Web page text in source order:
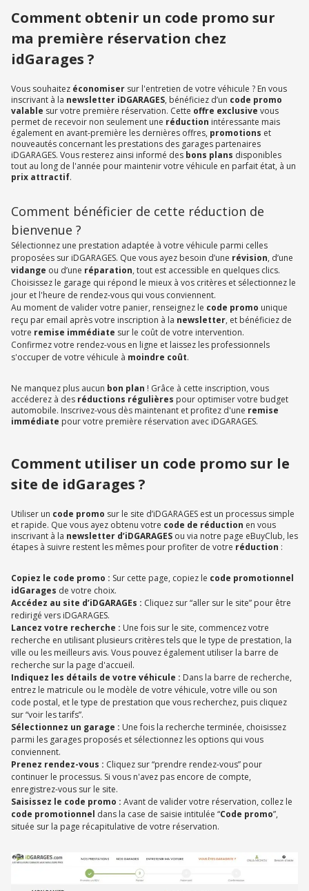
Comment obtenir un code promo sur
ma première réservation chez
idGarages ?
Vous souhaitez économiser sur l'entretien de votre véhicule ? En vous
inscrivant à la newsletter iDGARAGES, bénéficiez d’un code promo
valable sur votre première réservation. Cette offre exclusive vous
permet de recevoir non seulement une réduction intéressante mais
également en avant-première les dernières offres, promotions et
nouveautés concernant les prestations des garages partenaires
iDGARAGES. Vous resterez ainsi informé des bons plans disponibles
tout au long de l'année pour maintenir votre véhicule en parfait état, à un
prix attractif.
Comment bénéficier de cette réduction de
bienvenue ?
Sélectionnez une prestation adaptée à votre véhicule parmi celles
proposées sur iDGARAGES. Que vous ayez besoin d’une révision, d’une
vidange ou d’une réparation, tout est accessible en quelques clics.
Choisissez le garage qui répond le mieux à vos critères et sélectionnez le
jour et l'heure de rendez-vous qui vous conviennent.
Au moment de valider votre panier, renseignez le code promo unique
reçu par email après votre inscription à la newsletter, et bénéficiez de
votre remise immédiate sur le coût de votre intervention.
Confirmez votre rendez-vous en ligne et laissez les professionnels
s'occuper de votre véhicule à moindre coût.
Ne manquez plus aucun bon plan ! Grâce à cette inscription, vous
accéderez à des réductions régulières pour optimiser votre budget
automobile. Inscrivez-vous dès maintenant et profitez d'une remise
immédiate pour votre première réservation avec iDGARAGES.
Comment utiliser un code promo sur le
site de idGarages ?
Utiliser un code promo sur le site d’iDGARAGES est un processus simple
et rapide. Que vous ayez obtenu votre code de réduction en vous
inscrivant à la newsletter d’iDGARAGES ou via notre page eBuyClub, les
étapes à suivre restent les mêmes pour profiter de votre réduction :
Copiez le code promo : Sur cette page, copiez le code promotionnel
idGarages de votre choix.
Accédez au site d’iDGARAGEs : Cliquez sur “aller sur le site” pour être
redirigé vers iDGARAGES.
Lancez votre recherche : Une fois sur le site, commencez votre
recherche en utilisant plusieurs critères tels que le type de prestation, la
ville ou les meilleurs avis. Vous pouvez également utiliser la barre de
recherche sur la page d'accueil.
Indiquez les détails de votre véhicule : Dans la barre de recherche,
entrez le matricule ou le modèle de votre véhicule, votre ville ou son
code postal, et le type de prestation que vous recherchez, puis cliquez
sur “voir les tarifs”.
Sélectionnez un garage : Une fois la recherche terminée, choisissez
parmi les garages proposés et sélectionnez les options qui vous
conviennent.
Prenez rendez-vous : Cliquez sur “prendre rendez-vous” pour
continuer le processus. Si vous n'avez pas encore de compte,
enregistrez-vous sur le site.
Saisissez le code promo : Avant de valider votre réservation, collez le
code promotionnel dans la case de saisie intitulée “Code promo”,
située sur la page récapitulative de votre réservation.